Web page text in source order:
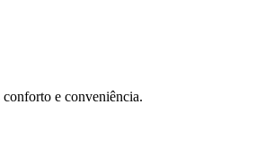
e conveniência.